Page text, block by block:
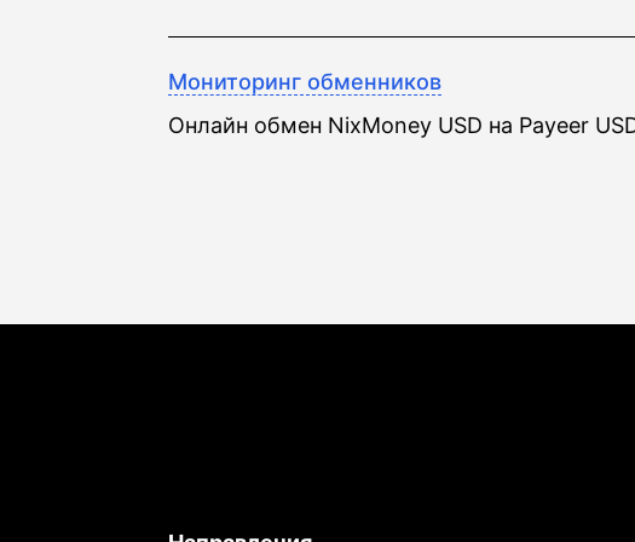
Мониторинг обменников
Онлайн обмен NixMoney USD на Payeer